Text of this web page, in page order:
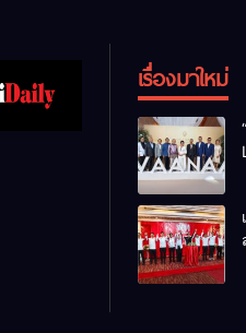
เรื่องมาใหม่